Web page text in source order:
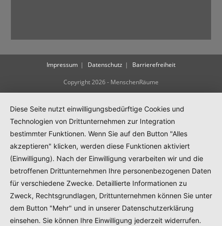
Impressum Datenschutz Barrierefreiheit
Copyright 2026 - MenschenRäume
Diese Seite nutzt einwilligungsbedürftige Cookies und
Technologien von Drittunternehmen zur Integration
bestimmter Funktionen. Wenn Sie auf den Button "Alles
akzeptieren" klicken, werden diese Funktionen aktiviert
(Einwilligung). Nach der Einwilligung verarbeiten wir und die
betroffenen Drittunternehmen Ihre personenbezogenen Daten
für verschiedene Zwecke. Detaillierte Informationen zu
Zweck, Rechtsgrundlagen, Drittunternehmen können Sie unter
dem Button "Mehr" und in unserer Datenschutzerklärung
einsehen. Sie können Ihre Einwilligung jederzeit widerrufen.